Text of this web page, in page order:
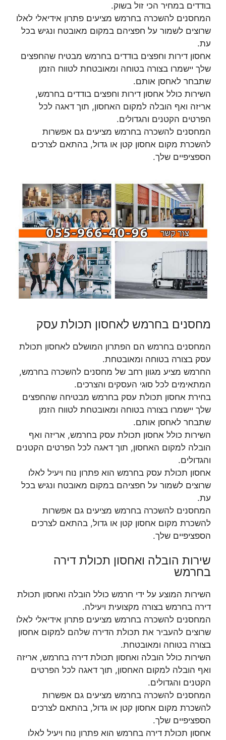
בודדים במחיר הכי זול בשוק.
המחסנים להשכרה בחרמש מציעים פתרון אידיאלי לאלו
שרוצים לשמור על חפציהם במקום מאובטח ונגיש בכל
עת.
אחסון דירות וחפצים בודדים בחרמש מבטיח שהחפצים
שלך יישמרו בצורה בטוחה ומאובטחת לטווח הזמן
שתבחר לאחסן אותם.
השירות כולל אחסון דירות וחפצים בודדים בחרמש,
אריזה ואף הובלה למקום האחסון, תוך דאגה לכל
הפרטים הקטנים והגדולים.
המחסנים להשכרה בחרמש מציעים גם אפשרות
להשכרת מקום אחסון קטן או גדול, בהתאם לצרכים
הספציפיים שלך.
מחסנים בחרמש לאחסון תכולת עסק
המחסנים בחרמש הם הפתרון המושלם לאחסון תכולת
עסק בצורה בטוחה ומאובטחת.
החרמש מציע מגוון רחב של מחסנים להשכרה בחרמש,
המתאימים לכל סוגי העסקים והצרכים.
בחירת אחסון תכולת עסק בחרמש מבטיחה שהחפצים
שלך יישמרו בצורה בטוחה ומאובטחת לטווח הזמן
שתבחר לאחסן אותם.
השירות כולל אחסון תכולת עסק בחרמש, אריזה ואף
הובלה למקום האחסון, תוך דאגה לכל הפרטים הקטנים
והגדולים.
אחסון תכולת עסק בחרמש הוא פתרון נוח ויעיל לאלו
שרוצים לשמור על חפציהם במקום מאובטח ונגיש בכל
עת.
המחסנים להשכרה בחרמש מציעים גם אפשרות
להשכרת מקום אחסון קטן או גדול, בהתאם לצרכים
הספציפיים שלך.
שירות הובלה ואחסון תכולת דירה
בחרמש
השירות המוצע על ידי חרמש כולל הובלה ואחסון תכולת
דירה בחרמש בצורה מקצועית ויעילה.
המחסנים להשכרה בחרמש מציעים פתרון אידיאלי לאלו
שרוצים להעביר את תכולת הדירה שלהם למקום אחסון
בצורה בטוחה ומאובטחת.
השירות כולל הובלה ואחסון תכולת דירה בחרמש, אריזה
ואף הובלה למקום האחסון, תוך דאגה לכל הפרטים
הקטנים והגדולים.
המחסנים להשכרה בחרמש מציעים גם אפשרות
להשכרת מקום אחסון קטן או גדול, בהתאם לצרכים
הספציפיים שלך.
אחסון תכולת דירה בחרמש הוא פתרון נוח ויעיל לאלו